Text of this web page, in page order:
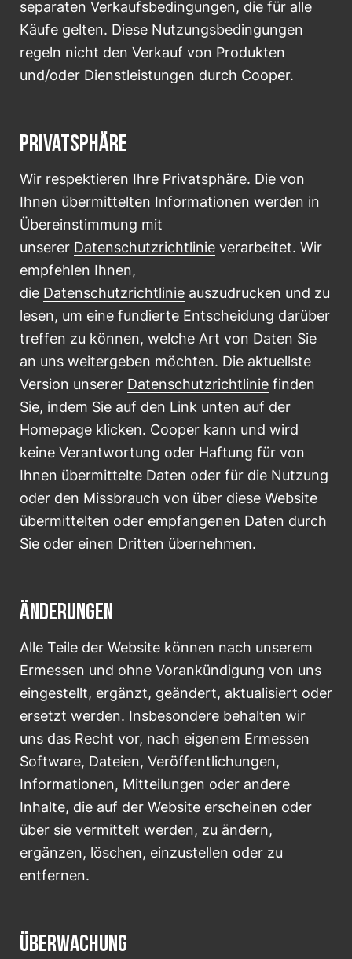
separaten Verkaufsbedingungen, die für alle
Käufe gelten. Diese Nutzungsbedingungen
regeln nicht den Verkauf von Produkten
und/oder Dienstleistungen durch Cooper.
PRIVATSPHÄRE
Wir respektieren Ihre Privatsphäre. Die von
Ihnen übermittelten Informationen werden in
Übereinstimmung mit
unserer Datenschutzrichtlinie verarbeitet. Wir
empfehlen Ihnen,
die Datenschutzrichtlinie auszudrucken und zu
lesen, um eine fundierte Entscheidung darüber
treffen zu können, welche Art von Daten Sie
an uns weitergeben möchten. Die aktuellste
Version unserer Datenschutzrichtlinie finden
Sie, indem Sie auf den Link unten auf der
Homepage klicken. Cooper kann und wird
keine Verantwortung oder Haftung für von
Ihnen übermittelte Daten oder für die Nutzung
oder den Missbrauch von über diese Website
übermittelten oder empfangenen Daten durch
Sie oder einen Dritten übernehmen.
ÄNDERUNGEN
Alle Teile der Website können nach unserem
Ermessen und ohne Vorankündigung von uns
eingestellt, ergänzt, geändert, aktualisiert oder
ersetzt werden. Insbesondere behalten wir
uns das Recht vor, nach eigenem Ermessen
Software, Dateien, Veröffentlichungen,
Informationen, Mitteilungen oder andere
Inhalte, die auf der Website erscheinen oder
über sie vermittelt werden, zu ändern,
ergänzen, löschen, einzustellen oder zu
entfernen.
ÜBERWACHUNG